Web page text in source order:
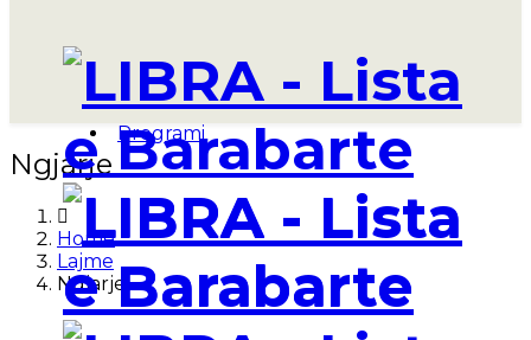
Kandidat Berthame
Kandidat per Kryetare
Intervista
Programi
Ngjarje
Home
Lajme
Ngjarje